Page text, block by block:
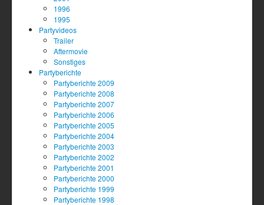
1996
1995
Partyvideos
Trailer
Aftermovie
Sonstiges
Partyberichte
Partyberichte 2009
Partyberichte 2008
Partyberichte 2007
Partyberichte 2006
Partyberichte 2005
Partyberichte 2004
Partyberichte 2003
Partyberichte 2002
Partyberichte 2001
Partyberichte 2000
Partyberichte 1999
Partyberichte 1998